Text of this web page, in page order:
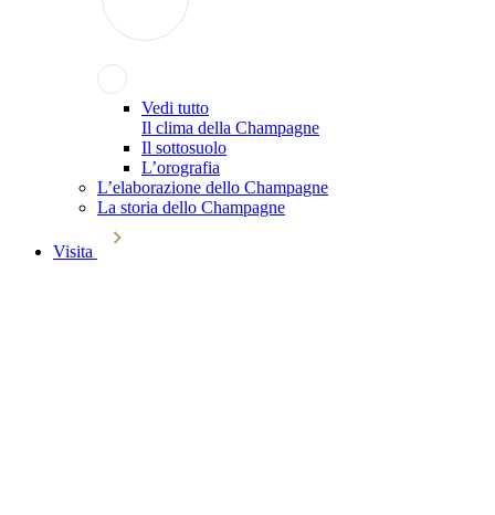
Vedi tutto
Il clima della Champagne
Il sottosuolo
L’orografia
L’elaborazione dello Champagne
La storia dello Champagne
Visita